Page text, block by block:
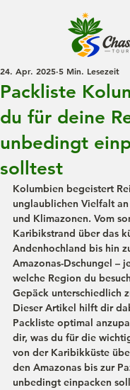
Packliste
du für deine
unbedingt
solltest
24. Apr. 2025 5 Min. Lesezeit
Kolumbien begeistert
unglaublichen Vielfalt
und Klimazonen. Vom
Karibikstrand über das
Andenhochland bis hin
Amazonas-Dschungel –
welche Region du
Gepäck unterschiedlich
Dieser Artikel hilft dir
Packliste optimal
dir, was du für die
von der Karibikküste
den Amazonas bis zur
unbedingt einpacken